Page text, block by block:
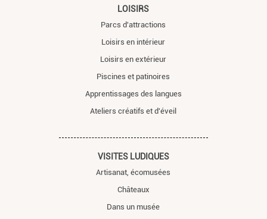
LOISIRS
Parcs d'attractions
Loisirs en intérieur
Loisirs en extérieur
Piscines et patinoires
Apprentissages des langues
Ateliers créatifs et d'éveil
VISITES LUDIQUES
Artisanat, écomusées
Châteaux
Dans un musée